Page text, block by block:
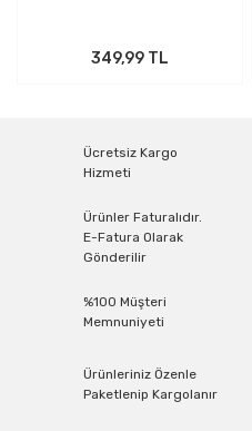
349,99 TL
Ücretsiz Kargo
Hizmeti
Ürünler Faturalıdır.
E-Fatura Olarak
Gönderilir
%100 Müşteri
Memnuniyeti
Ürünleriniz Özenle
Paketlenip Kargolanır